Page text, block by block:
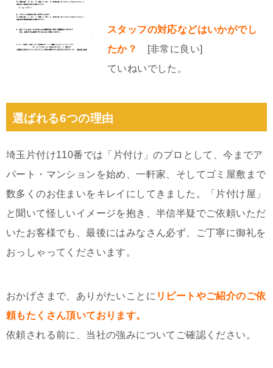
スタッフの対応などはいかがでし
たか？
[非常に良い]
ていねいでした。
選ばれる6つの理由
埼玉片付け110番では「片付け」のプロとして、今までア
パート・マンションを始め、一軒家、そしてゴミ屋敷まで
数多くのお住まいをキレイにしてきました。「片付け屋」
と聞いて怪しいイメージを抱き、半信半疑でご依頼いただ
いたお客様でも、最後にはみなさん必ず、ご丁寧に御礼を
おっしゃってくださいます。
おかげさまで、ありがたいことに リピートやご紹介のご依
頼もたくさん頂いております。
依頼される前に、当社の強みについてご確認ください。